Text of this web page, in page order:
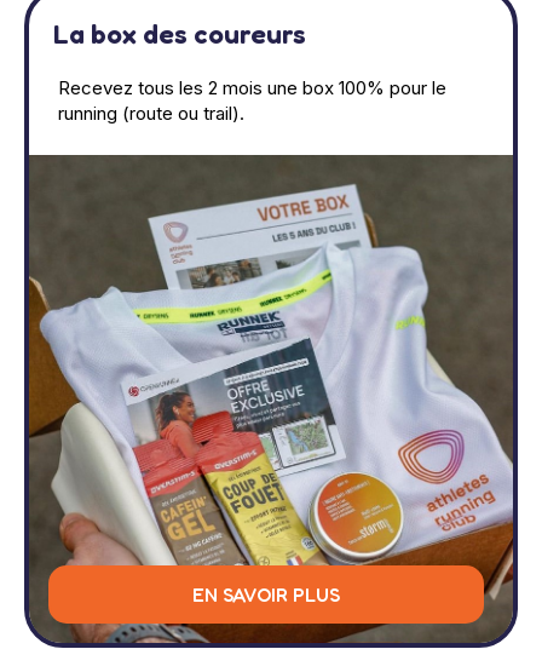
La box des coureurs
Recevez tous les 2 mois une box 100% pour le
running (route ou trail).
EN SAVOIR PLUS